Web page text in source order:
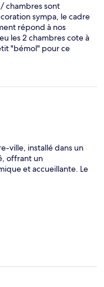
chambres sont
sympa, le cadre
répond à nos
les 2 chambres cote à
"bémol" pour ce
incendie
ville, installé dans un
offrant un
et accueillante. Le